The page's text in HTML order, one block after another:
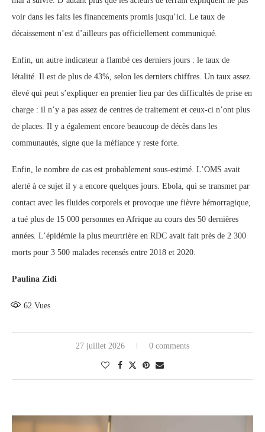
voir dans les faits les financements promis jusqu’ici. Le taux de
décaissement n’est d’ailleurs pas officiellement communiqué.
Enfin, un autre indicateur a flambé ces derniers jours : le taux de
létalité. Il est de plus de 43%, selon les derniers chiffres. Un taux assez
élevé qui peut s’expliquer en premier lieu par des difficultés de prise en
charge : il n’y a pas assez de centres de traitement et ceux-ci n’ont plus
de places. Il y a également encore beaucoup de décès dans les
communautés, signe que la méfiance y reste forte.
Enfin, le nombre de cas est probablement sous-estimé. L’OMS avait
alerté à ce sujet il y a encore quelques jours. Ebola, qui se transmet par
contact avec les fluides corporels et provoque une fièvre hémorragique,
a tué plus de 15 000 personnes en Afrique au cours des 50 dernières
années. L’épidémie la plus meurtrière en RDC avait fait près de 2 300
morts pour 3 500 malades recensés entre 2018 et 2020.
Paulina Zidi
62 Vues
27 juillet 2026 0 comments